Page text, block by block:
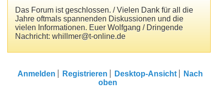
Das Forum ist geschlossen. / Vielen Dank für all die
Jahre oftmals spannenden Diskussionen und die
vielen Informationen. Euer Wolfgang / Dringende
Nachricht: whillmer@t-online.de
Anmelden Registrieren Desktop-Ansicht
Nach
oben